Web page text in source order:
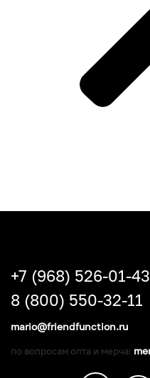
+7 (968) 526-01-43
8 (800) 550-32-11
mario@friendfunction.ru
по вопросам опта и мерча: